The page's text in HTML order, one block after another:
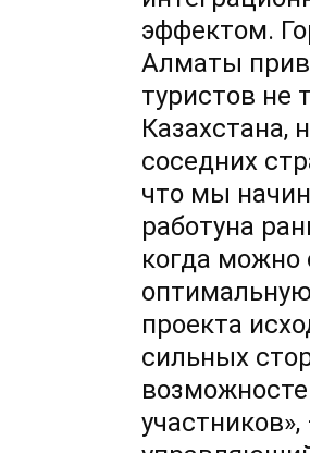
эффектом.
Алматы
туристов не
Казахстана,
соседних
что мы
работуна
когда можно
проекта
сильных